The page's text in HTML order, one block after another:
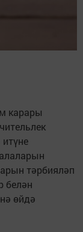
карары
тәрбияләп
белән
өйдә